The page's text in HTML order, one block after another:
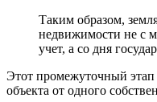
Таким образом,
недвижимости не с
учет, а со дня
Этот промежуточный этап
объекта от одного